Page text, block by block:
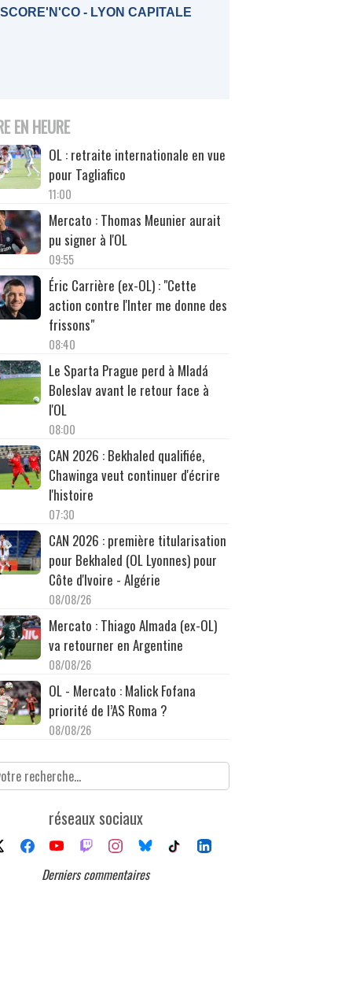
SCORE'N'CO - LYON CAPITALE
EN HEURE
OL : retraite internationale en vue
pour Tagliafico
11:00
Mercato : Thomas Meunier aurait
pu signer à l'OL
09:55
Éric Carrière (ex-OL) : "Cette
action contre l'Inter me donne des
frissons"
08:40
Le Sparta Prague perd à Mladá
Boleslav avant le retour face à
l'OL
08:00
CAN 2026 : Bekhaled qualifiée,
Chawinga veut continuer d'écrire
l'histoire
07:30
CAN 2026 : première titularisation
pour Bekhaled (OL Lyonnes) pour
Côte d'Ivoire - Algérie
08/08/26
Mercato : Thiago Almada (ex-OL)
va retourner en Argentine
08/08/26
OL - Mercato : Malick Fofana
priorité de l’AS Roma ?
08/08/26
réseaux sociaux
Derniers commentaires